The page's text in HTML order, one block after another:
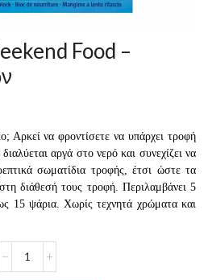
Food –
Αρκεί να φροντίσετε να υπάρχει τροφή
αργά στο νερό και συνεχίζει να
σωματίδια τροφής, έτσι ώστε τα
διάθεσή τους τροφή. Περιλαμβάνει 5
15 ψάρια. Χωρίς τεχνητά χρώματα και
Weekend